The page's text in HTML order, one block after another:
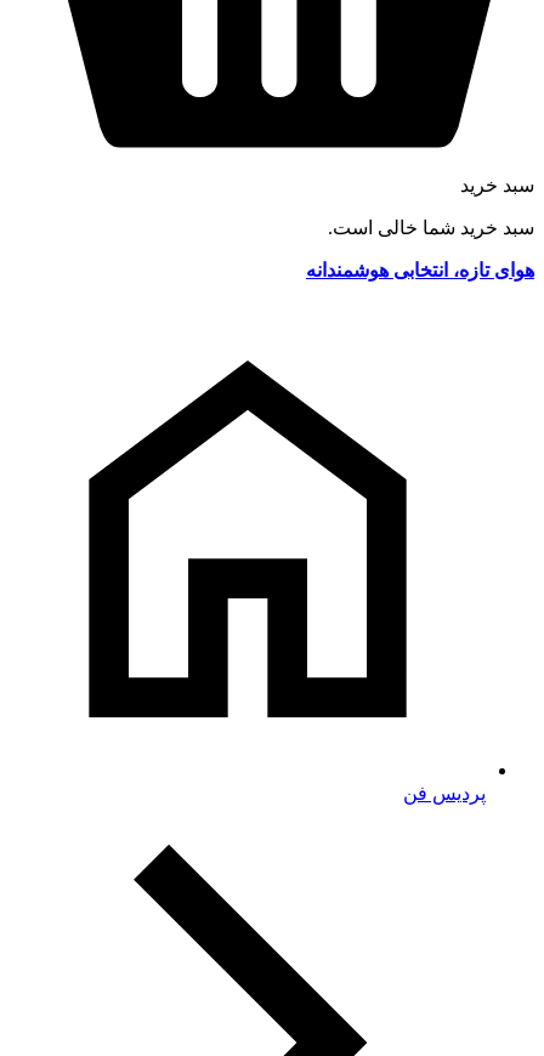
سبد خرید
سبد خرید شما خالی است.
هوای تازه، انتخابی هوشمندانه
پردیس فن